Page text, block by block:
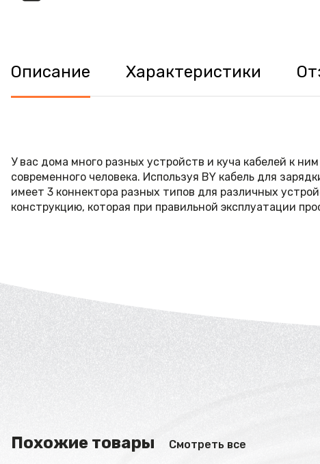
Описание Характеристики
У вас дома много разных устройств и куча кабелей к
современного человека. Используя BY кабель для
имеет 3 коннектора разных типов для различных
конструкцию, которая при правильной эксплуатации
Похожие товары Смотреть все